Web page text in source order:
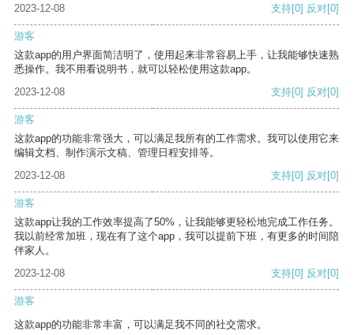
2023-12-08 支持[0] 反对[0]
游客
这款app的用户界面简洁明了，使用起来非常容易上手，让我能够快速熟
悉操作。我不用看说明书，就可以轻松使用这款app。
2023-12-08
支持[0] 反对[0]
游客
这款app的功能非常强大，可以满足我所有的工作需求。我可以使用它来
编辑文档、制作演示文稿、管理日程安排等。
2023-12-08
支持[0] 反对[0]
游客
这款app让我的工作效率提高了50%，让我能够更轻松地完成工作任务。
我以前经常加班，现在有了这个app，我可以提前下班，有更多的时间陪
伴家人。
2023-12-08
支持[0] 反对[0]
游客
这款app的功能非常丰富，可以满足我不同的社交需求。